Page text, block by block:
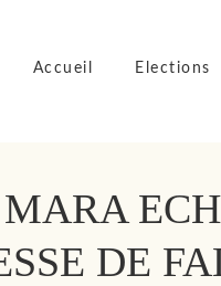
Accueil Elections
DE